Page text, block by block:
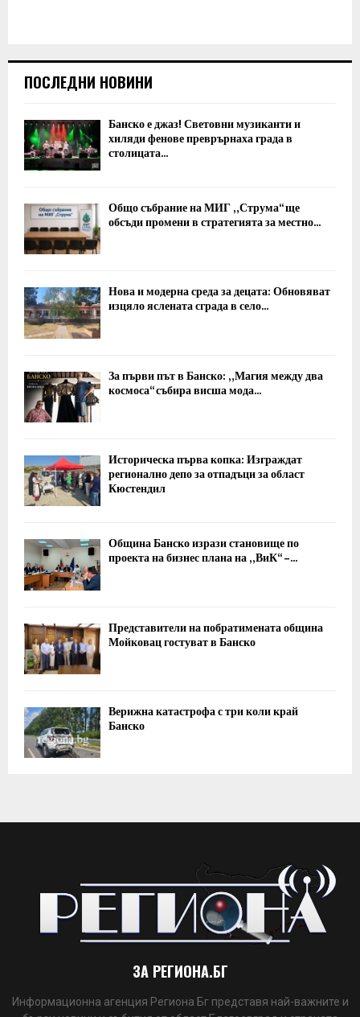
ПОСЛЕДНИ НОВИНИ
Банско е джаз! Световни музиканти и
хиляди фенове преврърнаха града в
столицата...
Общо събрание на МИГ „Струма“ ще
обсъди промени в стратегията за местно...
Нова и модерна среда за децата: Обновяват
изцяло яслената сграда в село...
За първи път в Банско: „Магия между два
космоса“ събира висша мода...
Историческа първа копка: Изграждат
регионално депо за отпадъци за област
Кюстендил
Община Банско изрази становище по
проекта на бизнес плана на „ВиК“ –...
Представители на побратимената община
Мойковац гостуват в Банско
Верижна катастрофа с три коли край
Банско
ЗА РЕГИОНА.БГ
Информационна агенция Региона Бг представя най-важните и